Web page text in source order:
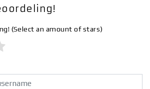
(Select an amount of stars)